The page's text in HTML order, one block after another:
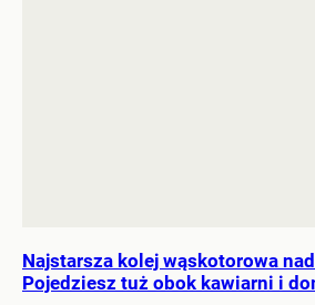
Najstarsza kolej wąskotorowa
Pojedziesz tuż obok kawiarni i